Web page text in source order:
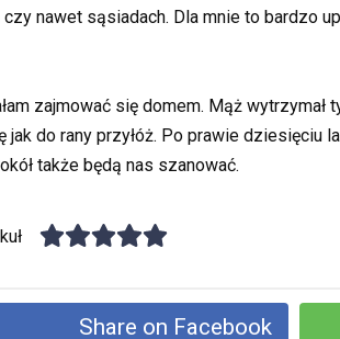
nawet sąsiadach. Dla mnie to bardzo
zajmować się domem. Mąż
do rany przyłóż. Po prawie dziesięciu
także będą nas szanować.
Share on Facebook